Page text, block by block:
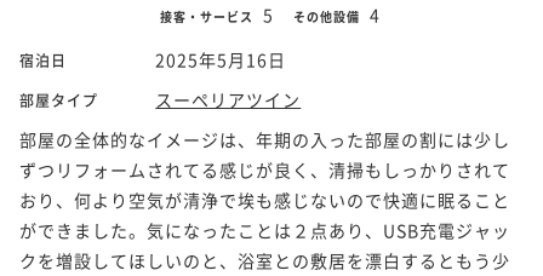
接客・サービス 5 その他設備 4
宿泊日 2025年5月16日
部屋タイプ
スーペリアツイン
部屋の全体的なイメージは、年期の入った部屋の割には少し
ずつリフォームされてる感じが良く、清掃もしっかりされて
おり、何より空気が清浄で埃も感じないので快適に眠ること
ができました。気になったことは２点あり、USB充電ジャッ
クを増設してほしいのと、浴室との敷居を漂白するともう少